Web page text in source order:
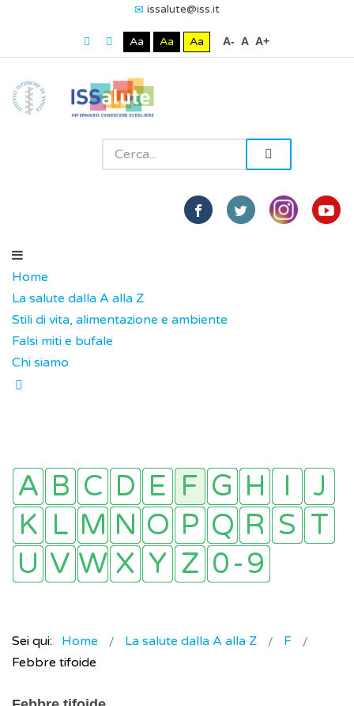
issalute@iss.it
Aa Aa Aa A- A A+
Home
La salute dalla A alla Z
Stili di vita, alimentazione e ambiente
Falsi miti e bufale
Chi siamo
Sei qui: Home La salute dalla A alla Z
F
Febbre tifoide